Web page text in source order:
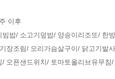
이후
밥/ 소고기덮밥/ 양송이리조또/ 한
장조림/ 오리가슴살구이/ 닭고기발
오픈샌드위치/ 토마토올리브유무